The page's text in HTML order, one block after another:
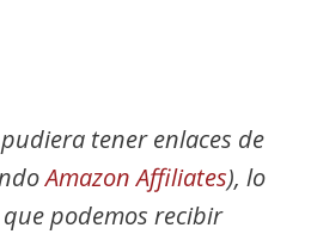
tener enlaces de
Amazon Affiliates), lo
podemos recibir